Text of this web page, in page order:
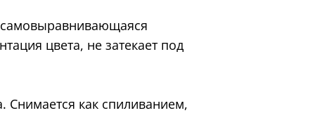
цвета, не затекает под
Снимается как спиливанием,